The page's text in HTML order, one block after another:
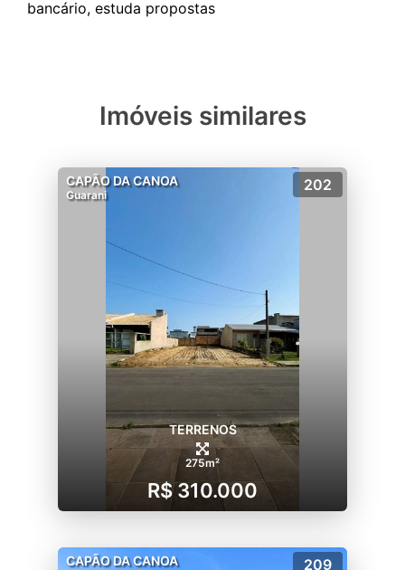
Imóveis similares
CAPÃO DA CANOA
Guarani
202
TERRENOS
275m²
R$ 310.000
CAPÃO DA CANOA 209